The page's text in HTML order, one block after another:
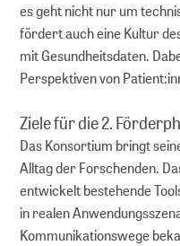
es geht nicht nur um
fördert auch eine Kultur
mit Gesundheitsdaten.
Perspektiven von
Ziele für die 2.
Das Konsortium bringt
Alltag der Forschenden.
entwickelt bestehende
in realen
Kommunikationswege